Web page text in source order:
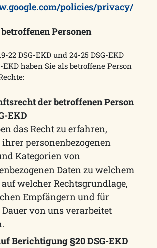
policies/privacy/
Personen
22 DSG-EKD und 24-25 DSG-EKD
EKD haben Sie als betroffene Person
der betroffenen Person
EKD
das Recht zu erfahren,
personenbezogenen
Kategorien von
Daten zu welchem
welcher Rechtsgrundlage,
Empfängern und für
von uns verarbeitet
Berichtigung §20 DSG-EKD